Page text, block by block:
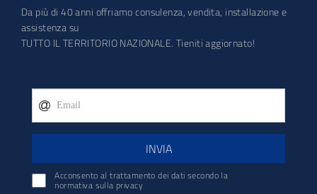
Da più di 40 anni offriamo consulenza, vendita, installazione e
assistenza su
TUTTO IL TERRITORIO NAZIONALE. Tieniti aggiornato!
INVIA
Acconsento al trattamento dei dati secondo la
normativa sulla privacy